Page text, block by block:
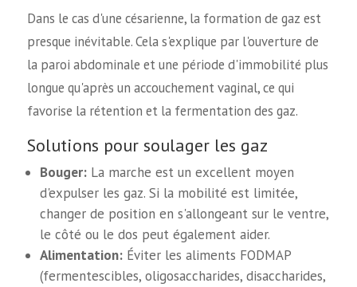
Dans le cas d'une césarienne, la formation de gaz est
presque inévitable. Cela s'explique par l'ouverture de
la paroi abdominale et une période d'immobilité plus
longue qu'après un accouchement vaginal, ce qui
favorise la rétention et la fermentation des gaz.
Solutions pour soulager les gaz
Bouger: La marche est un excellent moyen
d'expulser les gaz. Si la mobilité est limitée,
changer de position en s'allongeant sur le ventre,
le côté ou le dos peut également aider.
Alimentation: Éviter les aliments FODMAP
(fermentescibles, oligosaccharides, disaccharides,